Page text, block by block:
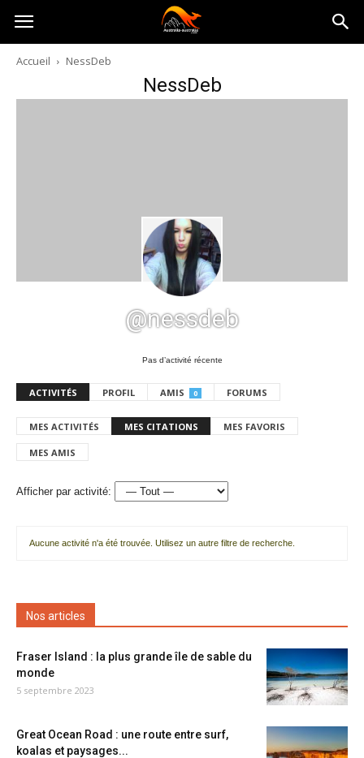
Australia-
australie.com
Accueil NessDeb
NessDeb
@nessdeb
Pas d’activité récente
ACTIVITÉS PROFIL AMIS 0 FORUMS
MES ACTIVITÉS MES CITATIONS MES FAVORIS
MES AMIS
Afficher par activité:
Aucune activité n'a été trouvée. Utilisez un autre filtre de recherche.
Nos articles
Fraser Island : la plus grande île de sable du
monde
5 septembre 2023
Great Ocean Road : une route entre surf,
koalas et paysages...